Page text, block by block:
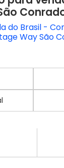
do Brasil -
Way São